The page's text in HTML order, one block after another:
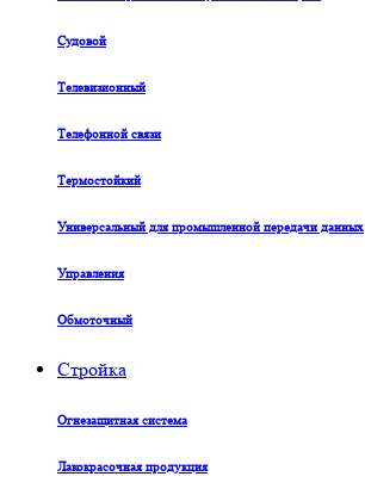
Судовой
Телевизионный
Телефонной связи
Термостойкий
Универсальный для промышленной передачи данных
Управления
Обмоточный
Стройка
Огнезащитная система
Лакокрасочная продукция